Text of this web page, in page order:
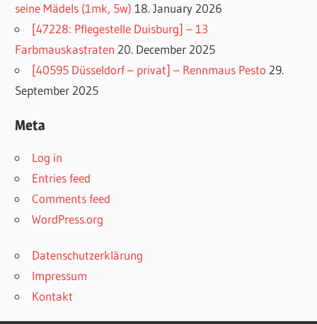
seine Mädels (1mk, 5w) 18. January 2026
[47228: Pflegestelle Duisburg] – 13
Farbmauskastraten 20. December 2025
[40595 Düsseldorf – privat] – Rennmaus Pesto 29.
September 2025
Meta
Log in
Entries feed
Comments feed
WordPress.org
Datenschutzerklärung
Impressum
Kontakt